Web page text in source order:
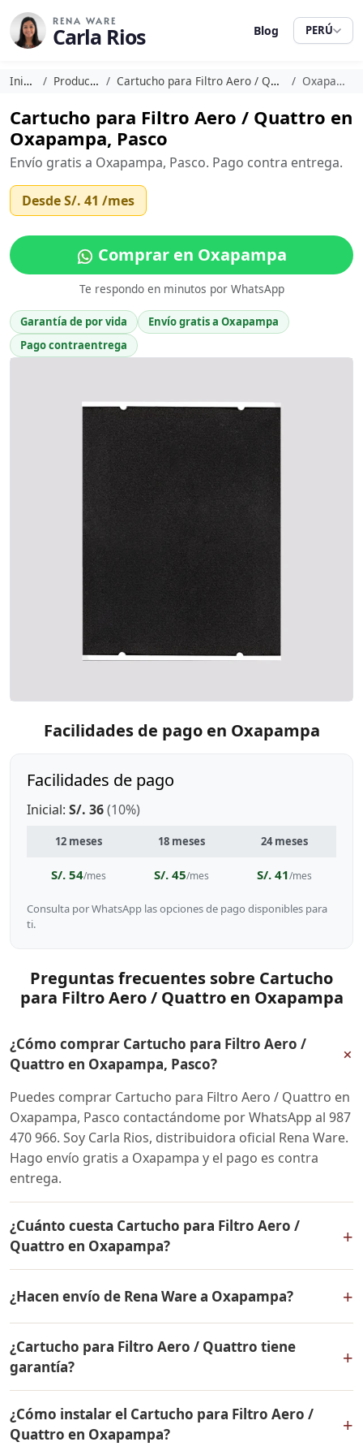
RENA WARE
Carla Rios Blog PERÚ
Inicio Productos Cartucho para Filtro Aero / Quattro Oxapampa
Cartucho para Filtro Aero / Quattro en
Oxapampa, Pasco
Envío gratis a Oxapampa, Pasco. Pago contra entrega.
DesdeS/. 41 /mes
Comprar en Oxapampa
Te respondo en minutos por WhatsApp
Garantía de por vida
Envío gratis a Oxapampa
Pago contraentrega
Facilidades de pago en Oxapampa
Facilidades de pago
Inicial: S/. 36(10%)
12 meses 18 meses 24 meses
S/. 54/mes S/. 45/mes S/. 41/mes
Consulta por WhatsApp las opciones de pago disponibles para
ti.
Preguntas frecuentes sobre Cartucho
para Filtro Aero / Quattro en Oxapampa
¿Cómo comprar Cartucho para Filtro Aero /
Quattro en Oxapampa, Pasco?
+
Puedes comprar Cartucho para Filtro Aero / Quattro en
Oxapampa, Pasco contactándome por WhatsApp al 987
470 966. Soy Carla Rios, distribuidora oficial Rena Ware.
Hago envío gratis a Oxapampa y el pago es contra
entrega.
¿Cuánto cuesta Cartucho para Filtro Aero /
Quattro en Oxapampa?
+
mismo en todo el Perú. Contáctame por WhatsApp para
conocer el precio actual, promociones disponibles y
facilidades de pago en cuotas desde el 10% de inicial.
¿Hacen envío de Rena Ware a Oxapampa? +
Quattro a Oxapampa, Pasco y a todo el Perú. El pago es
contra entrega.
¿Cartucho para Filtro Aero / Quattro tiene
garantía?
+
por vida contra defectos de fabricación. Todos los
productos Rena Ware están fabricados en acero
¿Cómo instalar el Cartucho para Filtro Aero /
Quattro en Oxapampa?
+